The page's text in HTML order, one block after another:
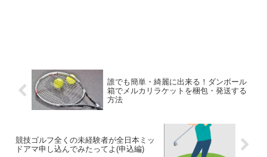
誰でも簡単・綺麗に出来る！ダンボール
箱でメルカリラケットを梱包・発送する
方法
競技ゴルフ全くの未経験者が全日本ミッ
ドアマ申し込んでみたってよ(申込編)